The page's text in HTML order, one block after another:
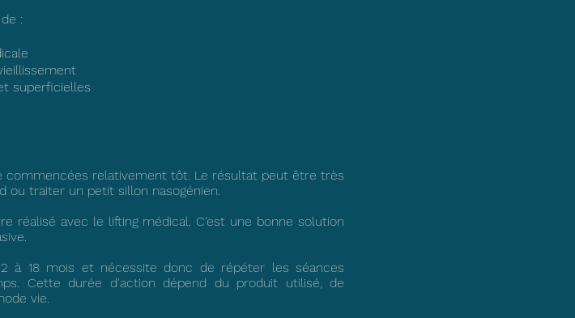
:
superficielles
commencées relativement tôt. Le résultat peut être très
ou traiter un petit sillon nasogénien.
réalisé avec le lifting médical. C'est une bonne solution
à 18 mois et nécessite donc de répéter les séances
Cette durée d'action dépend du produit utilisé, de
vie.